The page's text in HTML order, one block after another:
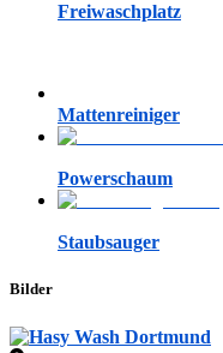
Freiwaschplatz
Mattenreiniger
Powerschaum
Staubsauger
Bilder